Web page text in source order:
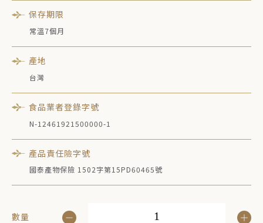
保存期限
常溫7個月
產地
台灣
食品業者登錄字號
N-12461921500000-1
產品責任險字號
國泰產物保險 1502字第15PD60465號
數量